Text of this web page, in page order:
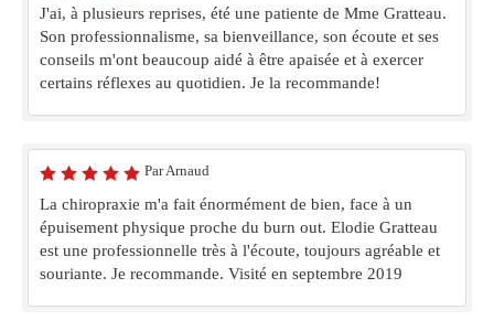
J'ai, à plusieurs reprises, été une patiente de Mme Gratteau.
Son professionnalisme, sa bienveillance, son écoute et ses
conseils m'ont beaucoup aidé à être apaisée et à exercer
certains réflexes au quotidien. Je la recommande!
Par Arnaud
La chiropraxie m'a fait énormément de bien, face à un
épuisement physique proche du burn out. Elodie Gratteau
est une professionnelle très à l'écoute, toujours agréable et
souriante. Je recommande. Visité en septembre 2019